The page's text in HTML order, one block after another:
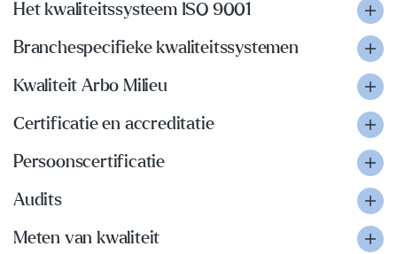
Het kwaliteitssysteem ISO 9001
Branchespecifieke kwaliteitssystemen
Kwaliteit Arbo Milieu
Certificatie en accreditatie
Persoonscertificatie
Audits
Meten van kwaliteit